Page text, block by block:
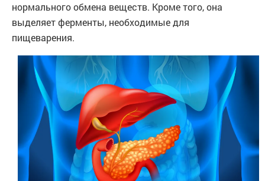
нормального обмена веществ. Кроме того, она
выделяет ферменты, необходимые для
пищеварения.